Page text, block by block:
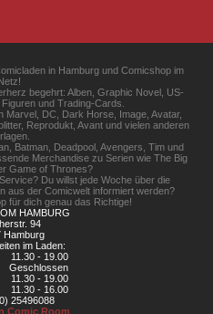
in Hamburg und Comicshop im
begehrt: Alben, Graphic Novel, US-
und Trading-Cards.
DC, Dark Horse, Image, Avatar,
Reprodukt, Avant und vielen anderen
Batman, Deadpool, Avengers, Tim und
Merchandise zu Serien wie The Big
Game of Thrones?
Du willst jede Woche über die
aus der Comicwelt informiert werden?
für dich genau das Richtige!
HAMBURG
94
Hamburg
im Laden:
11.30 - 19.00
Geschlossen
11.30 - 19.00
11.30 - 16.00
25496088
Comic Room